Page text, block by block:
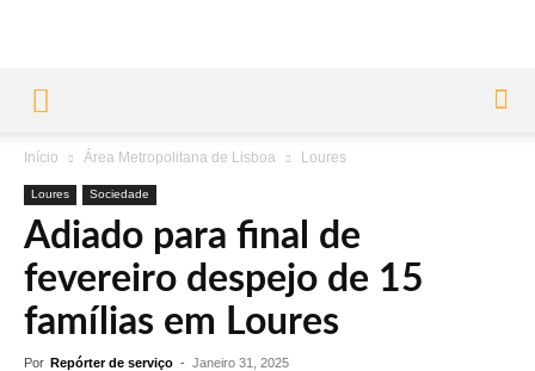
Início Área Metropolitana de Lisboa Loures
Loures Sociedade
Adiado para final de
fevereiro despejo de 15
famílias em Loures
Por Repórter de serviço - Janeiro 31, 2025